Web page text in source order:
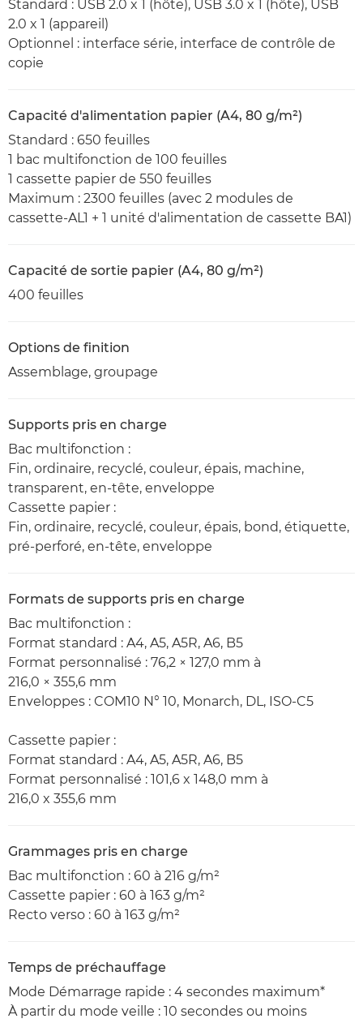
Standard : USB 2.0 x 1 (hôte), USB 3.0 x 1 (hôte), USB
2.0 x 1 (appareil)
Optionnel : interface série, interface de contrôle de
copie
Capacité d'alimentation papier (A4, 80 g/m²)
Standard : 650 feuilles
1 bac multifonction de 100 feuilles
1 cassette papier de 550 feuilles
Maximum : 2300 feuilles (avec 2 modules de
cassette-AL1 + 1 unité d'alimentation de cassette BA1)
Capacité de sortie papier (A4, 80 g/m²)
400 feuilles
Options de finition
Assemblage, groupage
Supports pris en charge
Bac multifonction :
Fin, ordinaire, recyclé, couleur, épais, machine,
transparent, en-tête, enveloppe
Cassette papier :
Fin, ordinaire, recyclé, couleur, épais, bond, étiquette,
pré-perforé, en-tête, enveloppe
Formats de supports pris en charge
Bac multifonction :
Format standard : A4, A5, A5R, A6, B5
Format personnalisé : 76,2 × 127,0 mm à
216,0 × 355,6 mm
Enveloppes : COM10 N° 10, Monarch, DL, ISO-C5
Cassette papier :
Format standard : A4, A5, A5R, A6, B5
Format personnalisé : 101,6 x 148,0 mm à
216,0 x 355,6 mm
Grammages pris en charge
Bac multifonction : 60 à 216 g/m²
Cassette papier : 60 à 163 g/m²
Recto verso : 60 à 163 g/m²
Temps de préchauffage
Mode Démarrage rapide : 4 secondes maximum*
À partir du mode veille : 10 secondes ou moins